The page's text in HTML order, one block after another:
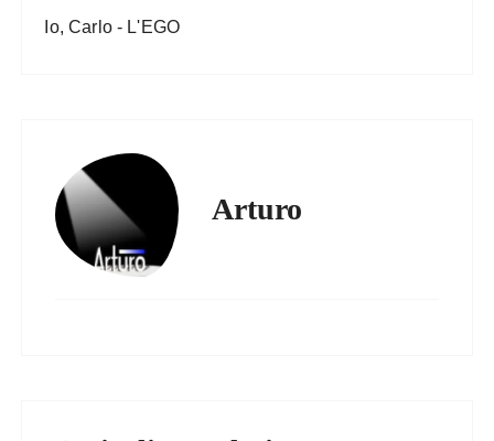
Io, Carlo - L'EGO
Arturo